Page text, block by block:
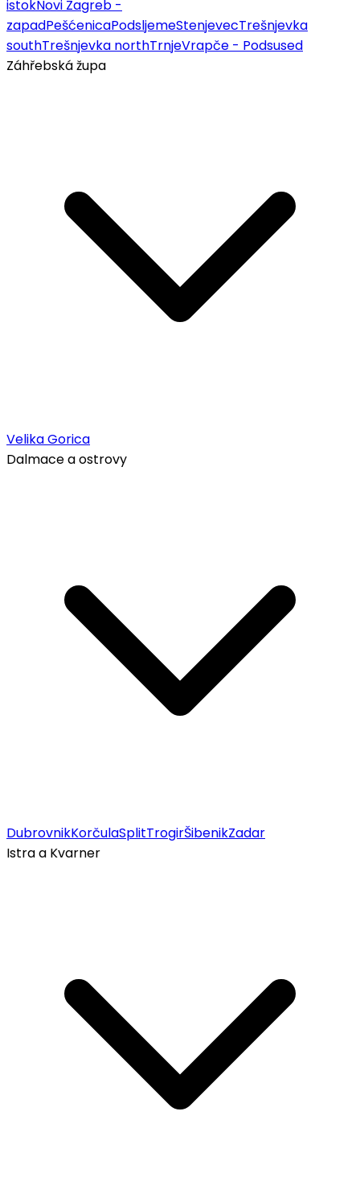
istokNovi Zagreb -
zapadPešćenicaPodsljemeStenjevecTrešnjevka
southTrešnjevka northTrnjeVrapče - Podsused
Záhřebská župa
Velika Gorica
Dalmace a ostrovy
DubrovnikKorčulaSplitTrogirŠibenikZadar
Istra a Kvarner